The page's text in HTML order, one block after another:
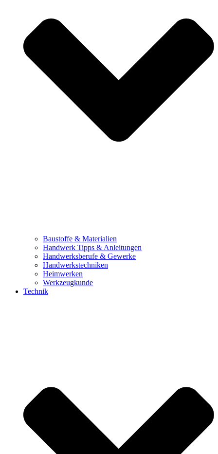
Baustoffe & Materialien
Handwerk Tipps & Anleitungen
Handwerksberufe & Gewerke
Handwerkstechniken
Heimwerken
Werkzeugkunde
Technik